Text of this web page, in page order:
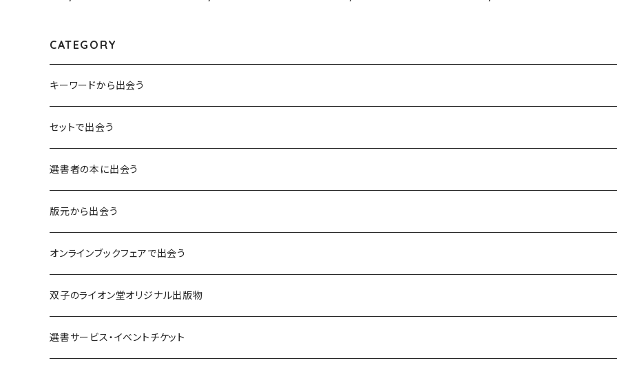
CATEGORY
キーワードから出会う
言葉：思考の種となるもの
異界：日常から離れた視点
意志：自ら進む力
解体：固定観念を壊す
熱源：情熱を呼び起こす
共鳴：他者や世界とつながる
セットで出会う
選書者の本に出会う
版元から出会う
荒蝦夷フェア
クオン
寿郎社
オンラインブックフェアで出会う
本屋発の文芸誌『しししし』フェア！！
韓国文学フェア！！
双子のライオン堂オリジナル出版物
書籍
選書サービス・イベントチケット